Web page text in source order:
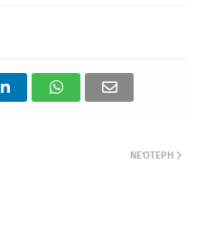
ΝΕΌΤΕΡΗ